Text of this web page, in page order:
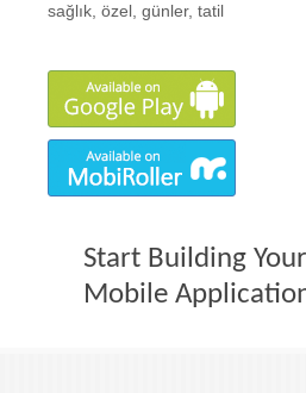
sağlık, özel, günler, tatil
Start Building
Mobile